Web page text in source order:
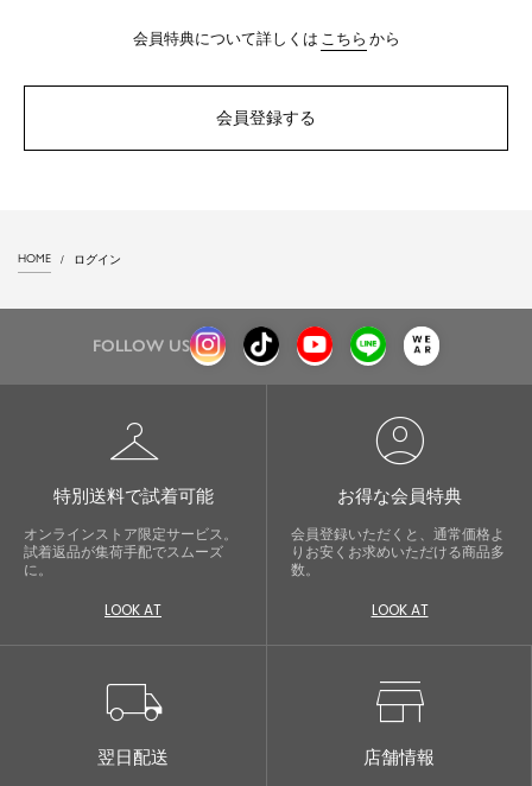
会員特典について詳しくは こちら から
会員登録する
HOME ログイン
FOLLOW US
checkroom
特別送料で試着可能
オンラインストア限定サービス。
試着返品が集荷手配でスムーズ
に。
LOOK AT
account_circle
お得な会員特典
会員登録いただくと、通常価格よ
りお安くお求めいただける商品多
数。
LOOK AT
local_shipping
翌日配送
store
店舗情報